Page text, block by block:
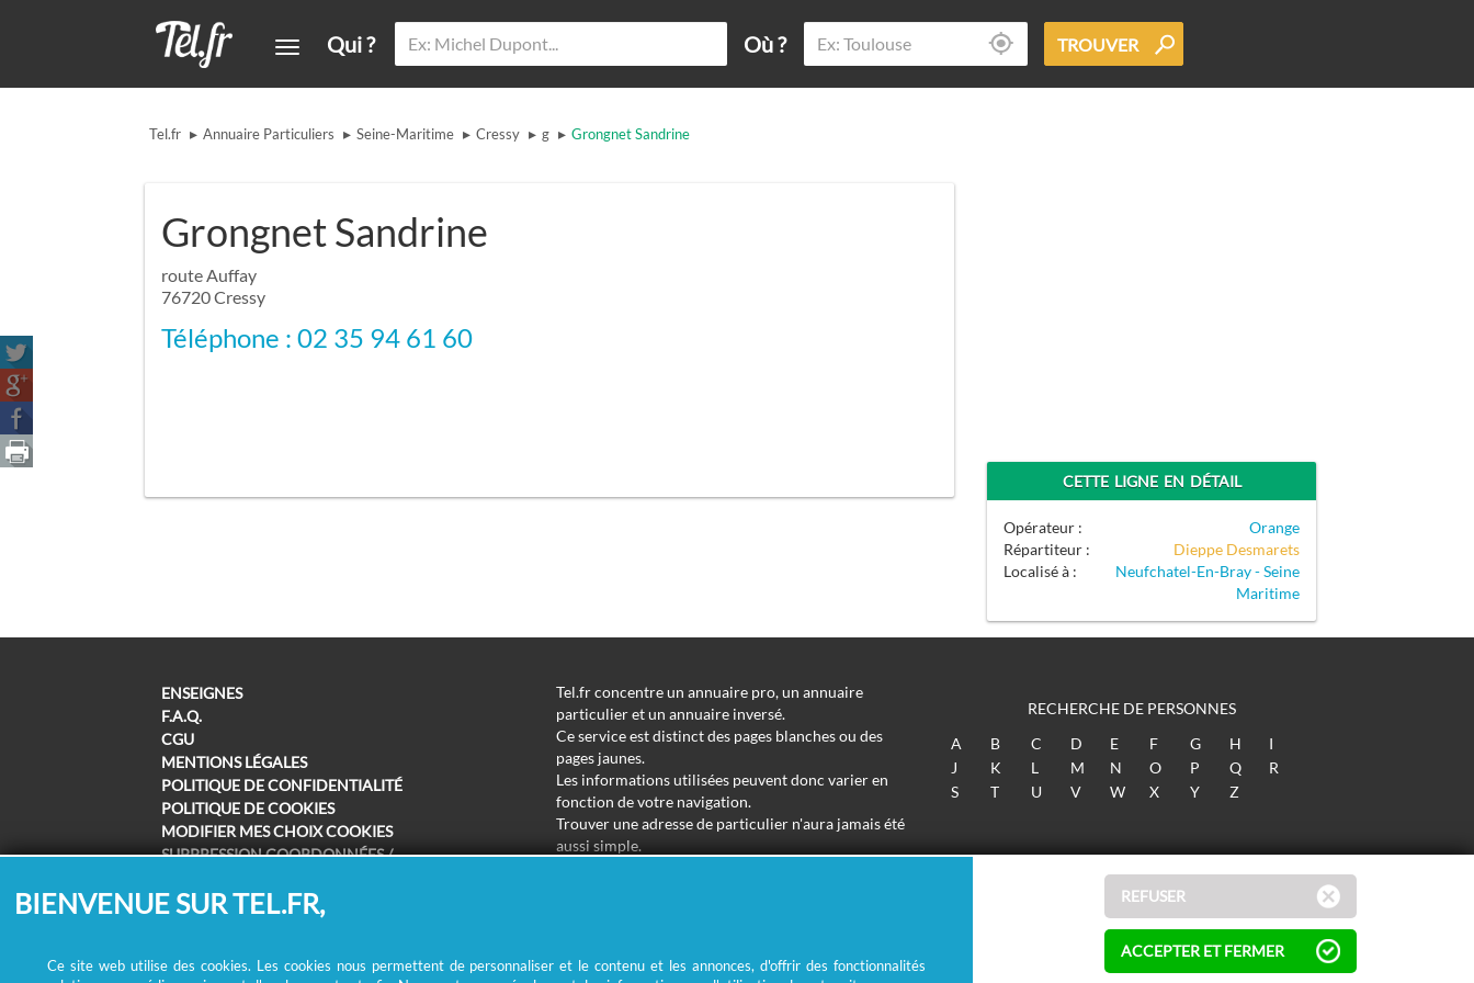
Qui ? Où ? TROUVER
Tel.fr ▸ Annuaire Particuliers ▸ Seine-Maritime ▸ Cressy ▸ g ▸ Grongnet Sandrine
Grongnet Sandrine
route Auffay
76720Cressy
Téléphone : 02 35 94 61 60
CETTE LIGNE EN DÉTAIL
Opérateur :
Orange
Répartiteur :
Dieppe Desmarets
Localisé à :
Neufchatel-En-Bray - Seine
Maritime
ENSEIGNES
F.A.Q.
CGU
MENTIONS LÉGALES
POLITIQUE DE CONFIDENTIALITÉ
POLITIQUE DE COOKIES
MODIFIER MES CHOIX COOKIES
SUPPRESSION COORDONNÉES /
Tel.fr concentre un annuaire pro, un annuaire
particulier et un annuaire inversé.
Ce service est distinct des pages blanches ou des
pages jaunes.
Les informations utilisées peuvent donc varier en
fonction de votre navigation.
Trouver une adresse de particulier n'aura jamais été
aussi simple.
RECHERCHE DE PERSONNES
A
B C D E F G H
I
J
K L M N O P Q
R
S
T U V W X Y Z
BIENVENUE SUR TEL.FR,
Ce site web utilise des cookies. Les cookies nous permettent de personnaliser et le contenu et les annonces, d'offrir des fonctionnalités
REFUSER
ACCEPTER ET FERMER